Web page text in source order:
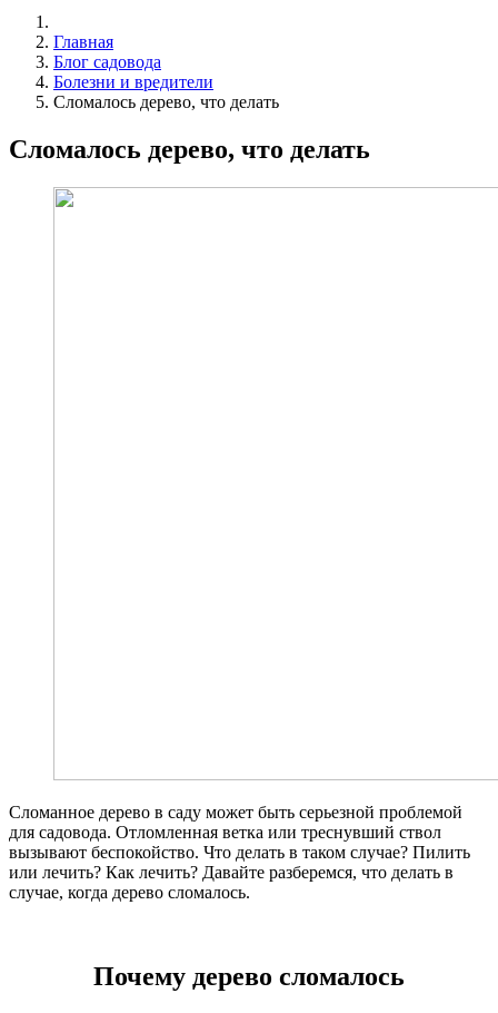
Главная
Блог садовода
Болезни и вредители
Сломалось дерево, что делать
Сломалось дерево, что делать
Сломанное дерево в саду может быть серьезной проблемой
для садовода. Отломленная ветка или треснувший ствол
вызывают беспокойство. Что делать в таком случае? Пилить
или лечить? Как лечить? Давайте разберемся, что делать в
случае, когда дерево сломалось.
Почему дерево сломалось